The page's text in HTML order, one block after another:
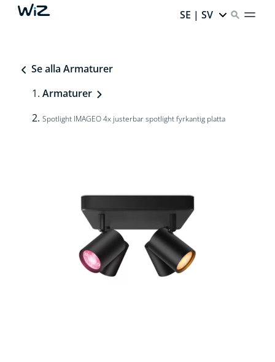
SE | SV
Se alla Armaturer
Armaturer
Spotlight IMAGEO 4x justerbar spotlight fyrkantig platta